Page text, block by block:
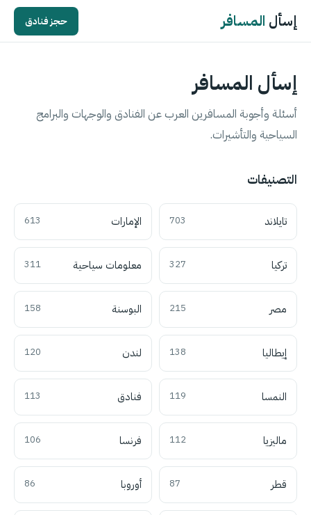
إسأل المسافر حجز فنادق
إسأل المسافر
أسئلة وأجوبة المسافرين العرب عن الفنادق والوجهات والبرامج
السياحية والتأشيرات.
التصنيفات
تايلاند 703 الإمارات 613
تركيا 327 معلومات سياحية 311
مصر 215 البوسنة 158
إيطاليا 138 لندن 120
النمسا 119 فنادق 113
ماليزيا 112 فرنسا 106
قطر 87 أوروبا 86